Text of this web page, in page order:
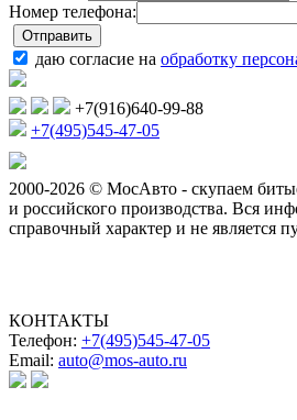
Номер телефона:
даю согласие на обработку
+7(916)640-99-88
+7(495)545-47-05
2000-2026 © МосАвто - скупаем
и российского производства. Вся
справочный характер и не является
КОНТАКТЫ
Телефон: +7(495)545-47-05
Email: auto@mos-auto.ru